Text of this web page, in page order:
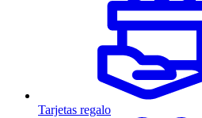
Tarjetas regalo